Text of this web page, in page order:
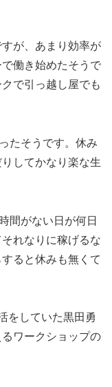
が、あまり効率が
働き始めたそうで
で引っ越し屋でも
たそうです。休み
してかなり楽な生
間がない日が何日
れなりに稼げるな
ると休みも無くて
をしていた黒田勇
ワークショップの